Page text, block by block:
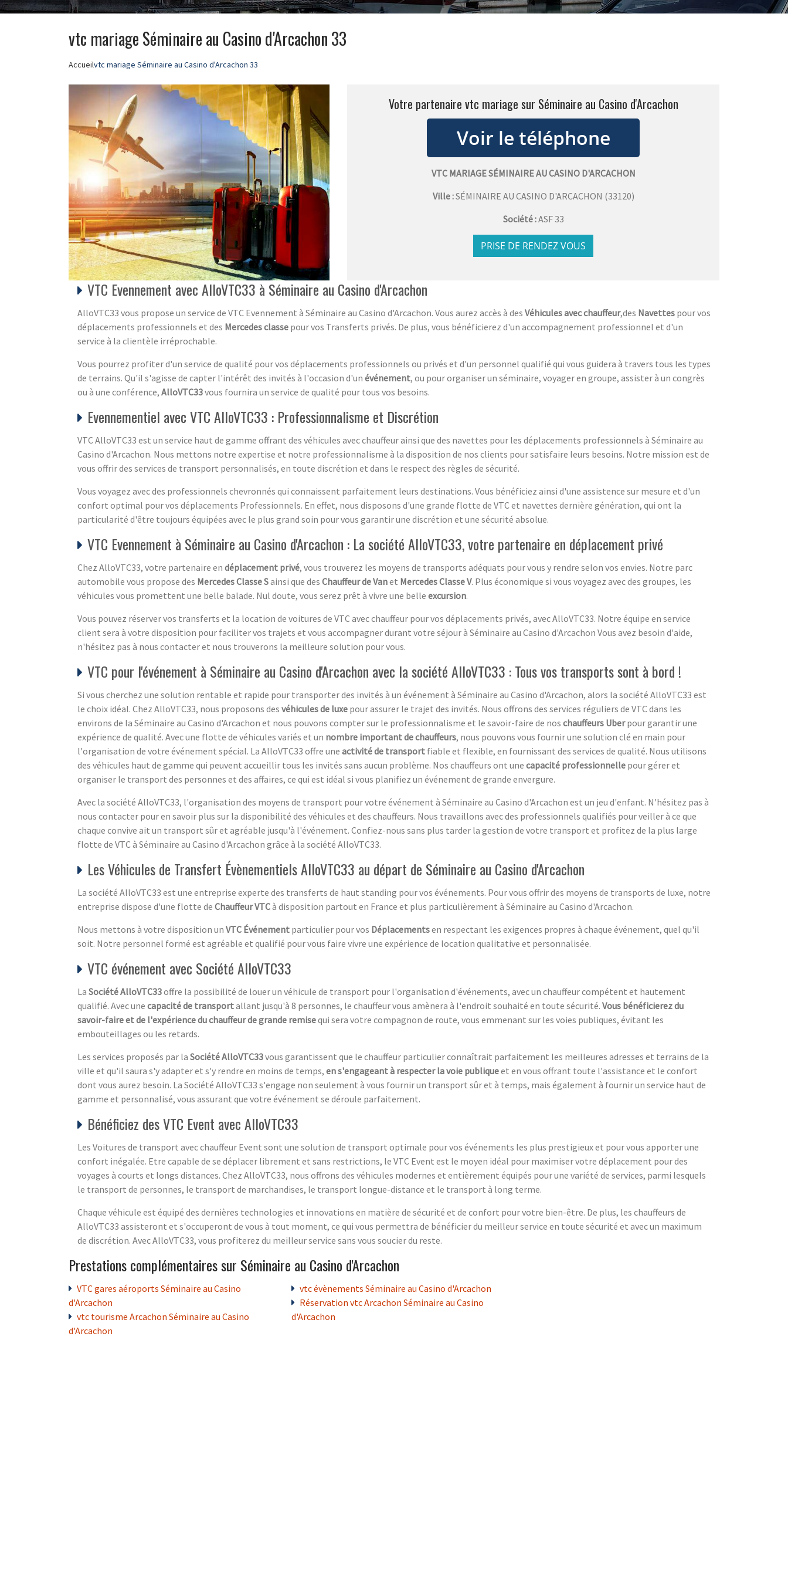
vtc mariage Séminaire au Casino d'Arcachon 33
Accueilvtc mariage Séminaire au Casino d'Arcachon 33
Votre partenaire vtc mariage sur Séminaire au Casino d'Arcachon
VTC MARIAGE SÉMINAIRE AU CASINO D'ARCACHON
Ville :SÉMINAIRE AU CASINO D'ARCACHON (33120)
Société :ASF 33
PRISE DE RENDEZ VOUS
VTC Evennement avec AlloVTC33 à Séminaire au Casino d'Arcachon
AlloVTC33 vous propose un service de VTC Evennement à Séminaire au Casino d'Arcachon. Vous aurez accès à des Véhicules avec chauffeur,des Navettes pour vos
déplacements professionnels et des Mercedes classe pour vos Transferts privés. De plus, vous bénéficierez d'un accompagnement professionnel et d'un
service à la clientèle irréprochable.
Vous pourrez profiter d'un service de qualité pour vos déplacements professionnels ou privés et d'un personnel qualifié qui vous guidera à travers tous les types
de terrains. Qu'il s'agisse de capter l'intérêt des invités à l'occasion d'un événement, ou pour organiser un séminaire, voyager en groupe, assister à un congrès
ou à une conférence, AlloVTC33vous fournira un service de qualité pour tous vos besoins.
Evennementiel avec VTC AlloVTC33 : Professionnalisme et Discrétion
VTC AlloVTC33 est un service haut de gamme offrant des véhicules avec chauffeur ainsi que des navettes pour les déplacements professionnels à Séminaire au
Casino d'Arcachon. Nous mettons notre expertise et notre professionnalisme à la disposition de nos clients pour satisfaire leurs besoins. Notre mission est de
vous offrir des services de transport personnalisés, en toute discrétion et dans le respect des règles de sécurité.
Vous voyagez avec des professionnels chevronnés qui connaissent parfaitement leurs destinations. Vous bénéficiez ainsi d'une assistence sur mesure et d'un
confort optimal pour vos déplacements Professionnels. En effet, nous disposons d'une grande flotte de VTC et navettes dernière génération, qui ont la
particularité d'être toujours équipées avec le plus grand soin pour vous garantir une discrétion et une sécurité absolue.
VTC Evennement à Séminaire au Casino d'Arcachon : La société AlloVTC33, votre partenaire en déplacement privé
Chez AlloVTC33, votre partenaire en déplacement privé, vous trouverez les moyens de transports adéquats pour vous y rendre selon vos envies. Notre parc
automobile vous propose des Mercedes Classe Sainsi que des Chauffeur de Vanet Mercedes Classe V. Plus économique si vous voyagez avec des groupes, les
véhicules vous promettent une belle balade. Nul doute, vous serez prêt à vivre une belle excursion.
Vous pouvez réserver vos transferts et la location de voitures de VTC avec chauffeur pour vos déplacements privés, avec AlloVTC33. Notre équipe en service
client sera à votre disposition pour faciliter vos trajets et vous accompagner durant votre séjour à Séminaire au Casino d'Arcachon Vous avez besoin d'aide,
n'hésitez pas à nous contacter et nous trouverons la meilleure solution pour vous.
VTC pour l'événement à Séminaire au Casino d'Arcachon avec la société AlloVTC33 : Tous vos transports sont à bord !
Si vous cherchez une solution rentable et rapide pour transporter des invités à un événement à Séminaire au Casino d'Arcachon, alors la société AlloVTC33 est
le choix idéal. Chez AlloVTC33, nous proposons des véhicules de luxe pour assurer le trajet des invités. Nous offrons des services réguliers de VTC dans les
environs de la Séminaire au Casino d'Arcachon et nous pouvons compter sur le professionnalisme et le savoir-faire de nos chauffeurs Uberpour garantir une
expérience de qualité. Avec une flotte de véhicules variés et un nombre important de chauffeurs, nous pouvons vous fournir une solution clé en main pour
l'organisation de votre événement spécial. La AlloVTC33 offre une activité de transport fiable et flexible, en fournissant des services de qualité. Nous utilisons
des véhicules haut de gamme qui peuvent accueillir tous les invités sans aucun problème. Nos chauffeurs ont une capacité professionnelle pour gérer et
organiser le transport des personnes et des affaires, ce qui est idéal si vous planifiez un événement de grande envergure.
Avec la société AlloVTC33, l'organisation des moyens de transport pour votre événement à Séminaire au Casino d'Arcachon est un jeu d'enfant. N'hésitez pas à
nous contacter pour en savoir plus sur la disponibilité des véhicules et des chauffeurs. Nous travaillons avec des professionnels qualifiés pour veiller à ce que
chaque convive ait un transport sûr et agréable jusqu'à l'événement. Confiez-nous sans plus tarder la gestion de votre transport et profitez de la plus large
flotte de VTC à Séminaire au Casino d'Arcachon grâce à la société AlloVTC33.
Les Véhicules de Transfert Évènementiels AlloVTC33 au départ de Séminaire au Casino d'Arcachon
La société AlloVTC33 est une entreprise experte des transferts de haut standing pour vos événements. Pour vous offrir des moyens de transports de luxe, notre
entreprise dispose d'une flotte de Chauffeur VTCà disposition partout en France et plus particulièrement à Séminaire au Casino d'Arcachon.
Nous mettons à votre disposition un VTC Événement particulier pour vos Déplacementsen respectant les exigences propres à chaque événement, quel qu'il
soit. Notre personnel formé est agréable et qualifié pour vous faire vivre une expérience de location qualitative et personnalisée.
VTC événement avec Société AlloVTC33
La Société AlloVTC33offre la possibilité de louer un véhicule de transport pour l'organisation d'événements, avec un chauffeur compétent et hautement
qualifié. Avec une capacité de transportallant jusqu'à 8 personnes, le chauffeur vous amènera à l'endroit souhaité en toute sécurité. Vous bénéficierez du
savoir-faire et de l'expérience du chauffeur de grande remisequi sera votre compagnon de route, vous emmenant sur les voies publiques, évitant les
embouteillages ou les retards.
Les services proposés par la Société AlloVTC33vous garantissent que le chauffeur particulier connaîtrait parfaitement les meilleures adresses et terrains de la
ville et qu'il saura s'y adapter et s'y rendre en moins de temps, en s'engageant à respecter la voie publiqueet en vous offrant toute l'assistance et le confort
dont vous aurez besoin. La Société AlloVTC33 s'engage non seulement à vous fournir un transport sûr et à temps, mais également à fournir un service haut de
gamme et personnalisé, vous assurant que votre événement se déroule parfaitement.
Bénéficiez des VTC Event avec AlloVTC33
Les Voitures de transport avec chauffeur Event sont une solution de transport optimale pour vos événements les plus prestigieux et pour vous apporter une
confort inégalée. Etre capable de se déplacer librement et sans restrictions, le VTC Event est le moyen idéal pour maximiser votre déplacement pour des
voyages à courts et longs distances. Chez AlloVTC33, nous offrons des véhicules modernes et entièrement équipés pour une variété de services, parmi lesquels
le transport de personnes, le transport de marchandises, le transport longue-distance et le transport à long terme.
Chaque véhicule est équipé des dernières technologies et innovations en matière de sécurité et de confort pour votre bien-être. De plus, les chauffeurs de
AlloVTC33 assisteront et s'occuperont de vous à tout moment, ce qui vous permettra de bénéficier du meilleur service en toute sécurité et avec un maximum
de discrétion. Avec AlloVTC33, vous profiterez du meilleur service sans vous soucier du reste.
Prestations complémentaires sur Séminaire au Casino d'Arcachon
VTC gares aéroports Séminaire au Casino
d'Arcachon
vtc tourisme Arcachon Séminaire au Casino
d'Arcachon
vtc évènements Séminaire au Casino d'Arcachon
Réservation vtc Arcachon Séminaire au Casino
d'Arcachon